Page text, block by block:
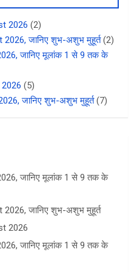
2026 (2)
जानिए शुभ-अशुभ मुहूर्त (2)
जानिए मूलांक 1 से 9 तक के
2026 (5)
जानिए शुभ-अशुभ मुहूर्त (7)
जानिए मूलांक 1 से 9 तक के
जानिए शुभ-अशुभ मुहूर्त
2026
जानिए मूलांक 1 से 9 तक के